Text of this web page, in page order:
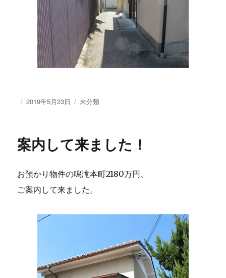
投
2019年5月23日
カ
ー
未分類
案内して来ました！
お預かり物件の鳴滝本町2180万円、
ご案内して来ました。